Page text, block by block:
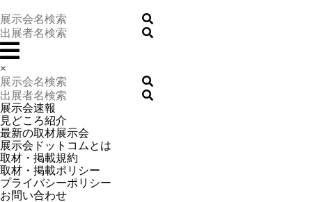
×
展示会速報
見どころ紹介
最新の取材展示会
展示会ドットコムとは
取材・掲載規約
取材・掲載ポリシー
プライバシーポリシー
お問い合わせ